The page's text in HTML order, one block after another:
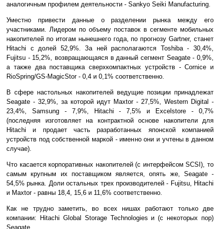
аналогичным профилем деятельности - Sankyo Seiki Manufacturing.
Уместно привести данные о разделении рынка между его
участниками. Лидером по объему поставок в сегменте мобильных
накопителей по итогам нынешнего года, по прогнозу Gartner, станет
Hitachi с долей 52,9%. За ней располагаются Toshiba - 30,4%,
Fujitsu - 15,2%, возвращающаяся в данный сегмент Seagate - 0,9%,
а также два поставщика сверхкомпактных устройств - Cornice и
RioSpring/GS-MagicStor - 0,4 и 0,1% соответственно.
В сфере настольных накопителей ведущие позиции принадлежат
Seagate - 32,9%, за которой идут Maxtor - 27,5%, Western Digital -
23,4%, Samsung - 7,9%, Hitachi - 7,5% и Excelstore - 0,7%
(последняя изготовляет на контрактной основе накопители для
Hitachi и продает часть разработанных японской компанией
устройств под собственной маркой - именно они и учтены в данном
случае).
Что касается корпоративных накопителей (с интерфейсом SCSI), то
самым крупным их поставщиком является, опять же, Seagate -
54,5% рынка. Доли остальных трех производителей - Fujitsu, Hitachi
и Maxtor - равны 18,4, 15,6 и 11,6% соответственно.
Как не трудно заметить, во всех нишах работают только две
компании: Hitachi Global Storage Technologies и (с некоторых пор)
Seagate.